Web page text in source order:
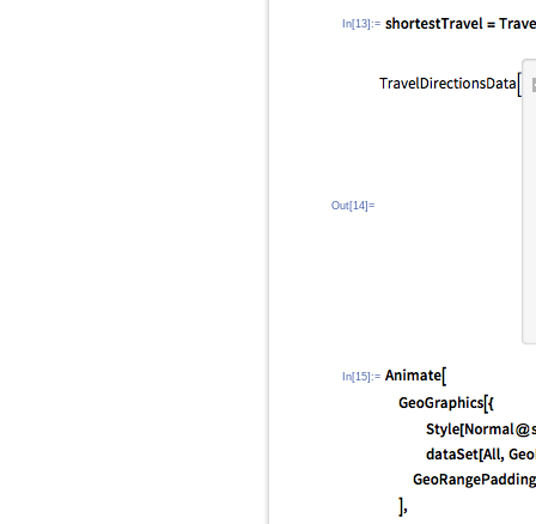
In[13]:=
Out[14]=
In[15]:=